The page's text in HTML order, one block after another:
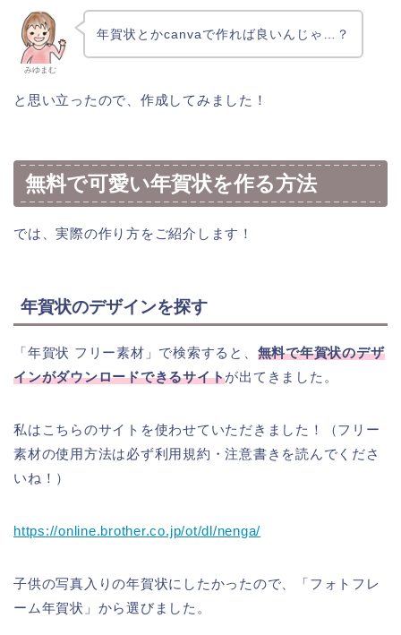
みゆまむ
年賀状とかcanvaで作れば良いんじゃ…？
と思い立ったので、作成してみました！
無料で可愛い年賀状を作る方法
では、実際の作り方をご紹介します！
年賀状のデザインを探す
「年賀状 フリー素材」で検索すると、 無料で年賀状のデザ
インがダウンロードできるサイトが出てきました。
私はこちらのサイトを使わせていただきました！（フリー
素材の使用方法は必ず利用規約・注意書きを読んでくださ
いね！）
https://online.brother.co.jp/ot/dl/nenga/
子供の写真入りの年賀状にしたかったので、「フォトフレ
ーム年賀状」から選びました。